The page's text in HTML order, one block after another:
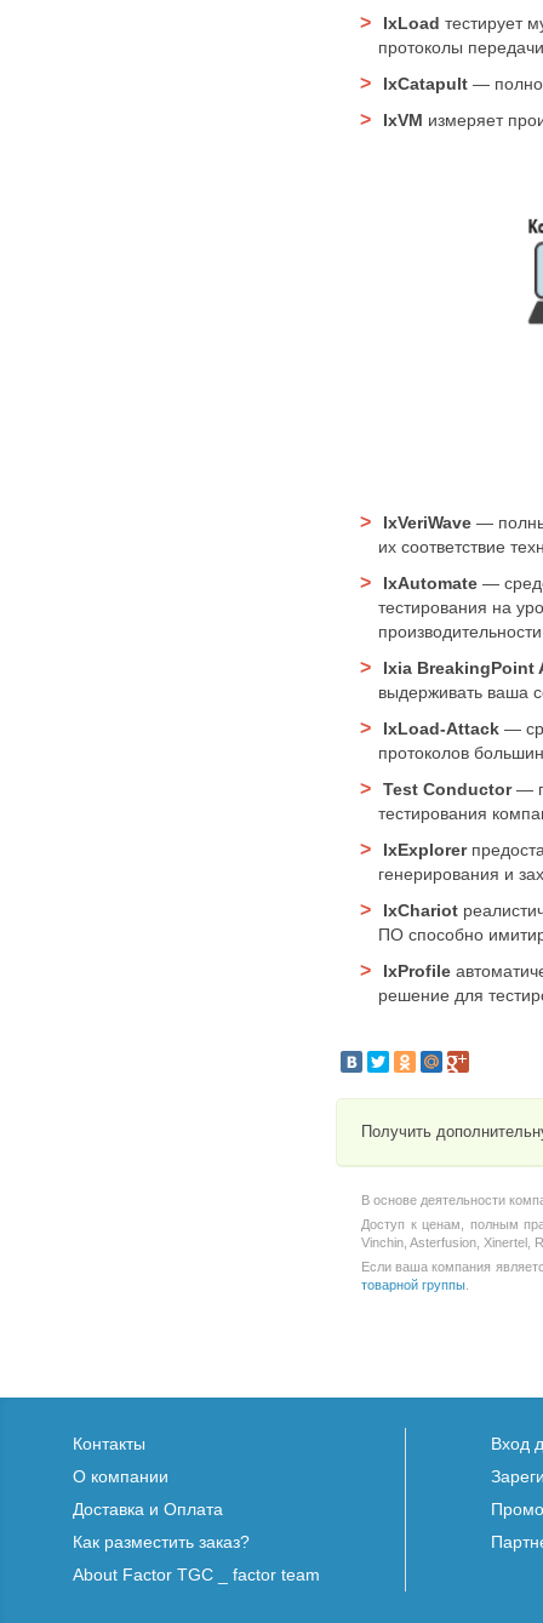
IxLoad тестирует
протоколы
IxCatapult —
IxVM измеряет
IxVeriWave —
их соответствие
IxAutomate —
тестирования на
Ixia BreakingPoint
выдерживать ваша
IxLoad-Attack —
протоколов
Test Conductor—
тестирования
IxExplorer
генерирования и
IxChariot
ПО способно
IxProfile
решение для
Получить
В основе деятельности
Доступ к ценам, полным
Vinchin, Asterfusion, Xinertel,
Если ваша компания
товарной группы.
Контакты
О компании
Доставка и Оплата
Как разместить заказ?
About Factor TGC _ factor team
Вход